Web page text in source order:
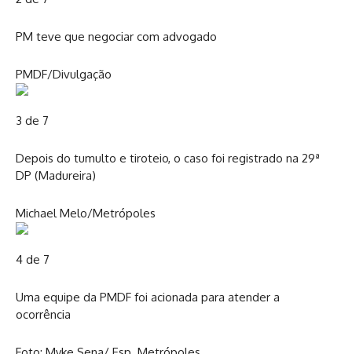
PM teve que negociar com advogado
PMDF/Divulgação
3 de 7
Depois do tumulto e tiroteio, o caso foi registrado na 29ª
DP (Madureira)
Michael Melo/Metrópoles
4 de 7
Uma equipe da PMDF foi acionada para atender a
ocorrência